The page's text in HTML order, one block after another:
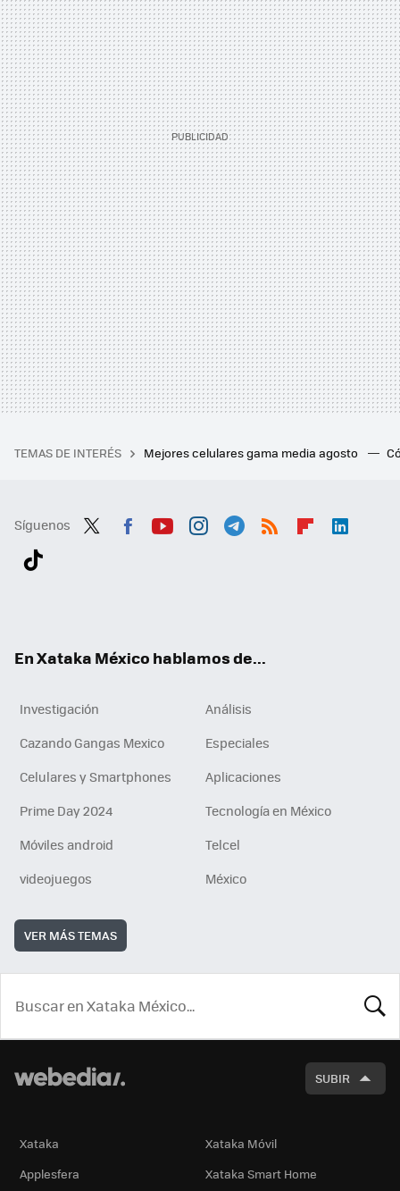
TEMAS DE INTERÉS Mejores celulares gama media agosto
Síguenos
En Xataka México hablamos de...
Investigación
Análisis
Cazando Gangas Mexico
Especiales
Celulares y Smartphones
Aplicaciones
Prime Day 2024
Tecnología en México
Móviles android
Telcel
videojuegos
México
VER MÁS TEMAS
SUBIR
Xataka
Xataka Móvil
Applesfera
Xataka Smart Home